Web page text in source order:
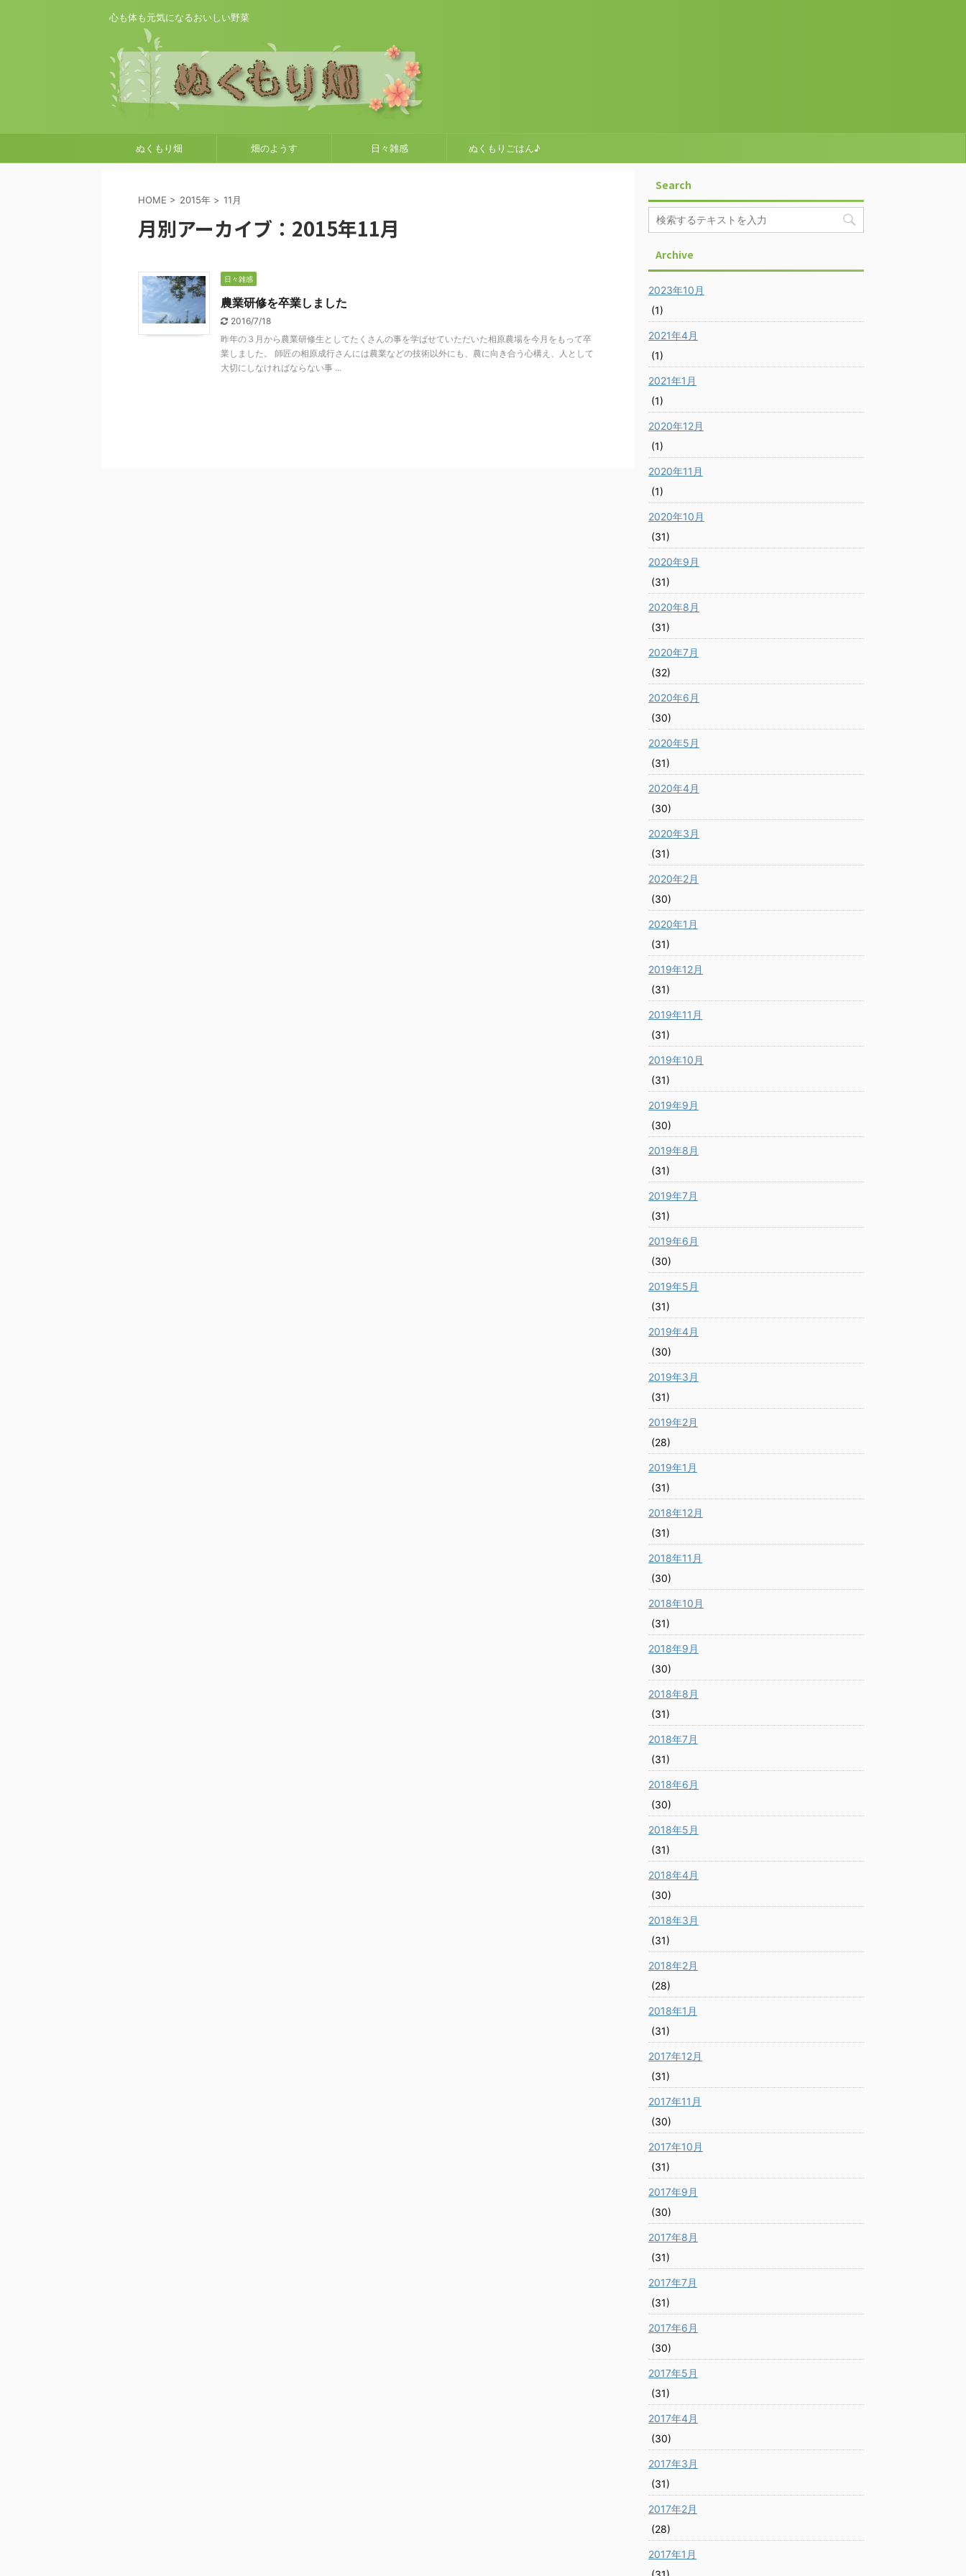
心も体も元気になるおいしい野菜
ぬくもり畑 畑のようす 日々雑感 ぬくもりごはん♪
HOME > 2015年 > 11月
月別アーカイブ：2015年11月
日々雑感
農業研修を卒業しました
2016/7/18
昨年の３月から農業研修生としてたくさんの事を学ばせていただいた相原農場を今月をもって卒
業しました。 師匠の相原成行さんには農業などの技術以外にも、農に向き合う心構え、人として
大切にしなければならない事 ...
Search
Archive
2023年10月
(1)
2021年4月
(1)
2021年1月
(1)
2020年12月
(1)
2020年11月
(1)
2020年10月
(31)
2020年9月
(31)
2020年8月
(31)
2020年7月
(32)
2020年6月
(30)
2020年5月
(31)
2020年4月
(30)
2020年3月
(31)
2020年2月
(30)
2020年1月
(31)
2019年12月
(31)
2019年11月
(31)
2019年10月
(31)
2019年9月
(30)
2019年8月
(31)
2019年7月
(31)
2019年6月
(30)
2019年5月
(31)
2019年4月
(30)
2019年3月
(31)
2019年2月
(28)
2019年1月
(31)
2018年12月
(31)
2018年11月
(30)
2018年10月
(31)
2018年9月
(30)
2018年8月
(31)
2018年7月
(31)
2018年6月
(30)
2018年5月
(31)
2018年4月
(30)
2018年3月
(31)
2018年2月
(28)
2018年1月
(31)
2017年12月
(31)
2017年11月
(30)
2017年10月
(31)
2017年9月
(30)
2017年8月
(31)
2017年7月
(31)
2017年6月
(30)
2017年5月
(31)
2017年4月
(30)
2017年3月
(31)
2017年2月
(28)
2017年1月